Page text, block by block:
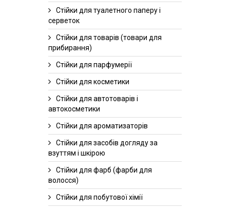
Стійки для туалетного паперу і
серветок
Стійки для товарів (товари для
прибирання)
Стійки для парфумерії
Стійки для косметики
Стійки для автотоварів і
автокосметики
Стійки для ароматизаторів
Стійки для засобів догляду за
взуттям і шкірою
Стійки для фарб (фарби для
волосся)
Стійки для побутової хімії